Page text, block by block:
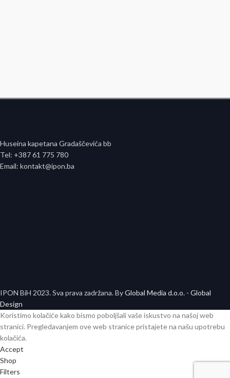
Huseina kapetana Gradaščevića bb
Tel: +387 61 775 780
Email: kontakt@ipon.ba
IPON BiH 2023. Sva prava zadržana. ByGlobal Media d.o.o. - Global
Design
Koristimo kolačiće kako bismo poboljšali vaše iskustvo na našoj web
stranici. Pregledavanjem ove web stranice pristajete na našu upotrebu
kolačića.
Accept
Shop
Filters